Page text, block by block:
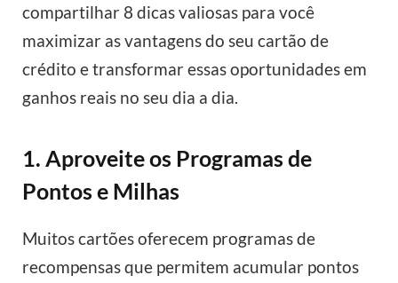
compartilhar 8 dicas valiosas para você
maximizar as vantagens do seu cartão de
crédito e transformar essas oportunidades em
ganhos reais no seu dia a dia.
1. Aproveite os Programas de
Pontos e Milhas
Muitos cartões oferecem programas de
recompensas que permitem acumular pontos